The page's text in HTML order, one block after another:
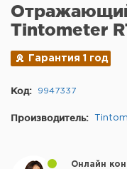
Tintometer
Гарантия 1 год
Код: 9947337
Производитель:
Онлайн